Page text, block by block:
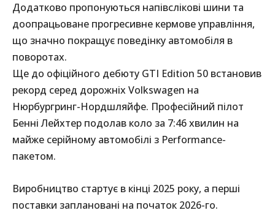
Додатково пропонуються напівслікові шини та
доопрацьоване прогресивне кермове управління,
що значно покращує поведінку автомобіля в
поворотах.
Ще до офіційного дебюту GTI Edition 50 встановив
рекорд серед дорожніх Volkswagen на
Нюрбургринг-Нордшляйфе. Професійний пілот
Бенні Лейхтер подолав коло за 7:46 хвилин на
майже серійному автомобілі з Performance-
пакетом.
Виробництво стартує в кінці 2025 року, а перші
поставки заплановані на початок 2026-го.